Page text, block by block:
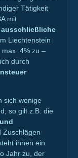
Tätigkeit
mit
ausschließliche
Liechtenstein
4% zu –
durch
sich wenige
so gilt z.B. die
Zuschlägen
ihnen ein
Jahr zu, der